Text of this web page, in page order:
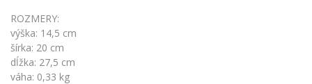
ROZMERY:
výška: 14,5 cm
šírka: 20 cm
dĺžka: 27,5 cm
váha: 0,33 kg